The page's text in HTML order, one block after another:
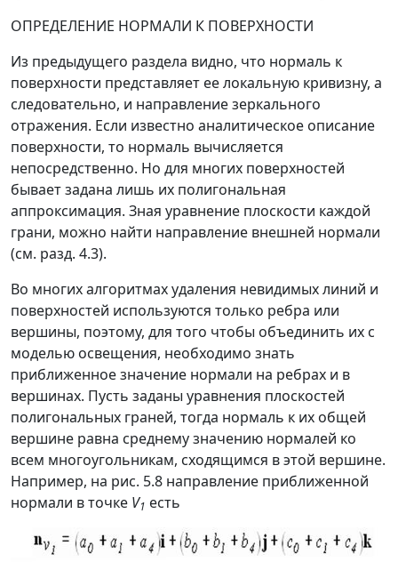
ОПРЕДЕЛЕНИЕ НОРМАЛИ К ПОВЕРХНОСТИ
Из предыдущего раздела видно, что нормаль к
поверхности представляет ее локальную кривизну, а
следовательно, и направление зеркального
отражения. Если известно аналитическое описание
поверхности, то нормаль вычисляется
непосредственно. Но для многих поверхностей
бывает задана лишь их полигональная
аппроксимация. Зная уравнение плоскости каждой
грани, можно найти направление внешней нормали
(см. разд. 4.3).
Во многих алгоритмах удаления невидимых линий и
поверхностей используются только ребра или
вершины, поэтому, для того чтобы объединить их с
моделью освещения, необходимо знать
приближенное значение нормали на ребрах и в
вершинах. Пусть заданы уравнения плоскостей
полигональных граней, тогда нормаль к их общей
вершине равна среднему значению нормалей ко
всем многоугольникам, сходящимся в этой вершине.
Например, на рис. 5.8 направление приближенной
нормали в точке V1 есть